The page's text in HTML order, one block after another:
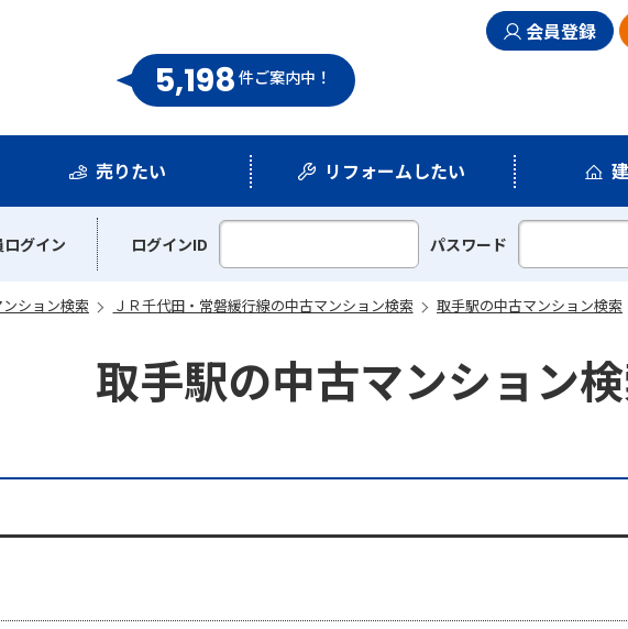
お住まい情報館
5,198件ご案内中！
会員登録
売りたい リフォームしたい
シミュレーション
リフォームプラン
グイン ログインID パスワード
ション検索 ＪＲ千代田・常磐緩行線の中古マンション検索 取手駅の中古マンション検索
取手駅の中古マンション